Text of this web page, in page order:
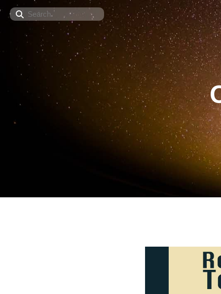
Search